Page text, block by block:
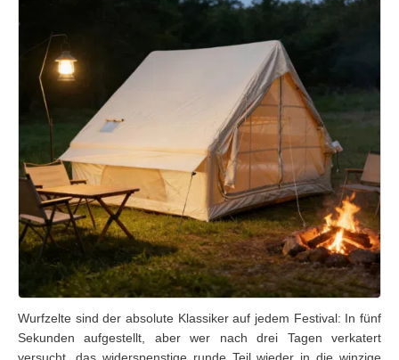
Wurfzelte sind der absolute Klassiker auf jedem Festival: In fünf
Sekunden aufgestellt, aber wer nach drei Tagen verkatert